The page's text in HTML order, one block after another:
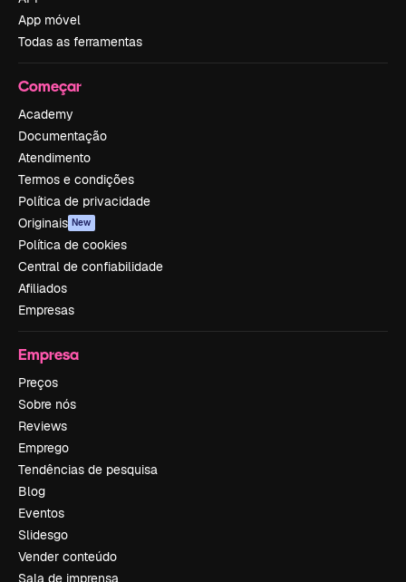
App móvel
Todas as ferramentas
Começar
Academy
Documentação
Atendimento
Termos e condições
Política de privacidade
Originais New
Política de cookies
Central de confiabilidade
Afiliados
Empresas
Empresa
Preços
Sobre nós
Reviews
Emprego
Tendências de pesquisa
Blog
Eventos
Slidesgo
Vender conteúdo
Sala de imprensa